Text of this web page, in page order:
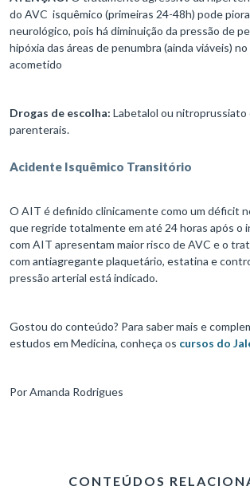
do AVC isquêmico (primeiras 24-48h) pode
neurológico, pois há diminuição da pressão de
hipóxia das áreas de penumbra (ainda viáveis)
acometido
Drogas de escolha: Labetalol ou nitroprussiato
parenterais.
Acidente Isquêmico Transitório
O AIT é definido clinicamente como um déficit
que regride totalmente em até 24 horas após o
com AIT apresentam maior risco de AVC e o
com antiagregante plaquetário, estatina e
pressão arterial está indicado.
Gostou do conteúdo? Para saber mais e
estudos em Medicina, conheça os cursos do
Por Amanda Rodrigues
CONTEÚDOS